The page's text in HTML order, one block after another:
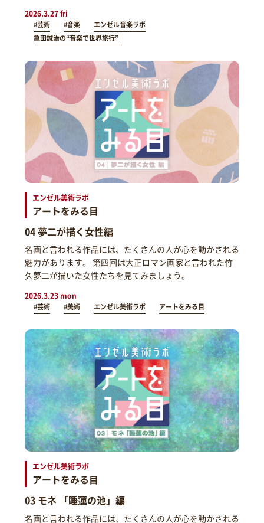
2026.3.27 fri
#芸術 #音楽
エンゼル音楽ラボ
亀田誠治の“音楽で世界旅行”
エンゼル美術ラボ
アートをみる目
04 夢二が描く女性編
名画と言われる作品には、たくさんの人が心を動かされる
魅力があります。 第四回は大正ロマン画家と言われた竹
久夢二が描いた女性たちを見てみましょう。
2026.3.23 mon
#芸術 #美術 エンゼル美術ラボ アートをみる目
エンゼル美術ラボ
アートをみる目
03 モネ 「睡蓮の池」編
名画と言われる作品には、たくさんの人が心を動かされる